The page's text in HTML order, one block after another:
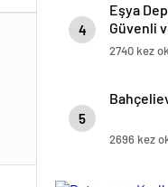
4
Eşya
Güvenli
Saklama
2740 kez
5
2696 kez